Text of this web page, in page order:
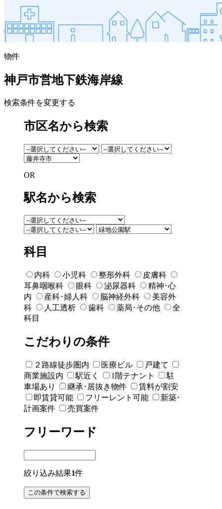
物件
神戸市営地下鉄海岸線
検索条件を変更する
市区名から検索
OR
駅名から検索
科目
内科 小児科 整形外科
皮膚科
耳鼻咽喉科
眼科 泌尿器科
精神･心
内
産科･婦人科 脳神経外科
美容外
科
人工透析 歯科 薬局･その他
全
科目
こだわりの条件
２路線徒歩圏内 医療ビル
戸建て
商業施設内
駅近く 1階テナント
駐
車場あり
継承･居抜き物件
賃料が割安
即賃貸可能
フリーレント可能
新築･
計画案件
売買案件
フリーワード
絞り込み結果1件